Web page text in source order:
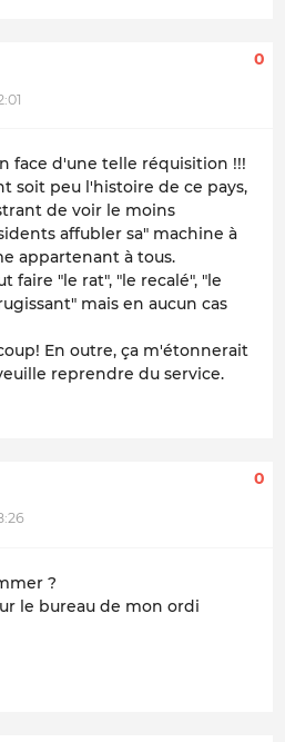
0
face d'une telle réquisition !!!
soit peu l'histoire de ce pays,
de voir le moins
affubler sa" machine à
appartenant à tous.
faire "le rat", "le recalé", "le
mais en aucun cas
En outre, ça m'étonnerait
reprendre du service.
0
?
le bureau de mon ordi